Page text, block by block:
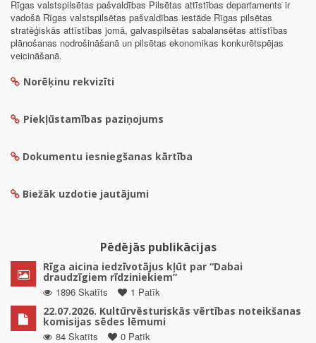
Rīgas valstspilsētas pašvaldības Pilsētas attīstības departaments ir
vadošā Rīgas valstspilsētas pašvaldības iestāde Rīgas pilsētas
stratēģiskās attīstības jomā, galvaspilsētas sabalansētas attīstības
plānošanas nodrošināšanā un pilsētas ekonomikas konkurētspējas
veicināšanā.
Norēķinu rekvizīti
Piekļūstamības paziņojums
Dokumentu iesniegšanas kārtība
Biežāk uzdotie jautājumi
Pēdējās publikācijas
Rīga aicina iedzīvotājus kļūt par “Dabai
draudzīgiem rīdziniekiem”
1896 Skatīts
1 Patīk
22.07.2026. Kultūrvēsturiskās vērtības noteikšanas
komisijas sēdes lēmumi
84 Skatīts
0 Patīk